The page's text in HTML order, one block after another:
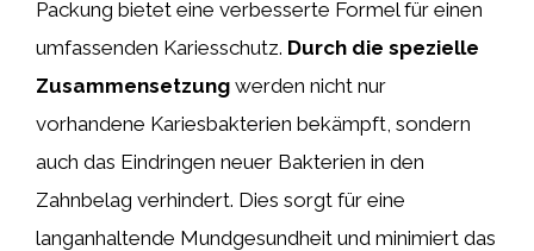
Packung bietet eine verbesserte Formel für einen
umfassenden Kariesschutz. Durch die spezielle
Zusammensetzung werden nicht nur
vorhandene Kariesbakterien bekämpft, sondern
auch das Eindringen neuer Bakterien in den
Zahnbelag verhindert. Dies sorgt für eine
langanhaltende Mundgesundheit und minimiert das